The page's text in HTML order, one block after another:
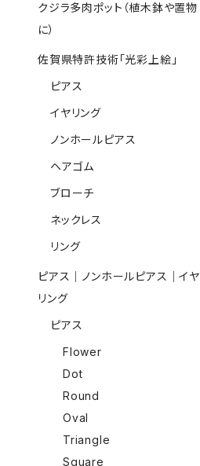
クジラ多肉ポット（植木鉢や置物
に）
佐賀県特許技術「光彩上絵」
ピアス
イヤリング
ノンホールピアス
ヘアゴム
ブローチ
ネックレス
リング
ピアス｜ノンホールピアス｜イヤ
リング
ピアス
Flower
Dot
Round
Oval
Triangle
Square